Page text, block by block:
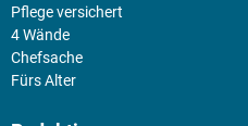
Pflege versichert
4 Wände
Chefsache
Fürs Alter